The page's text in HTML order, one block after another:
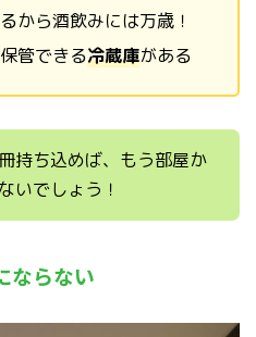
から酒飲みには万歳！
管できる冷蔵庫がある
持ち込めば、もう部屋か
いでしょう！
ならない